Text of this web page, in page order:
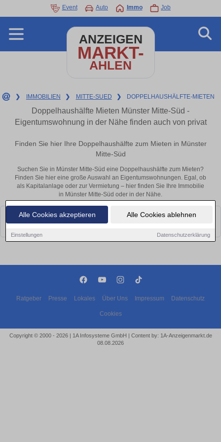
Alle Cookies akzeptieren Alle Cookies ablehnen
Einstellungen Datenschutzerklärung
Event Auto Immo Job
ANZEIGEN
MARKT-
AHLEN
❯ IMMOBILIEN ❯ MITTE-SUED ❯ DOPPELHAUSHÄLFTE-MIETEN
Doppelhaushälfte Mieten Münster Mitte-Süd -
Eigentumswohnung in der Nähe finden auch von privat
Finden Sie hier Ihre Doppelhaushälfte zum Mieten in Münster
Mitte-Süd
Suchen Sie in Münster Mitte-Süd eine Doppelhaushälfte zum Mieten?
Finden Sie hier eine große Auswahl an Eigentumswohnungen. Egal, ob
als Kapitalanlage oder zur Vermietung – hier finden Sie Ihre Immobilie
in Münster Mitte-Süd oder in der Nähe.
Leider konnten wir derzeit keine passenden Objekte finden. Schauen Sie
bald wieder vorbei!
Ratgeber Presse Lokales Über Uns Impressum Datenschutz
Cookies
Copyright © 2000 - 2026 | 1A Infosysteme GmbH | Content by: 1A-Anzeigenmarkt.de
08.08.2026